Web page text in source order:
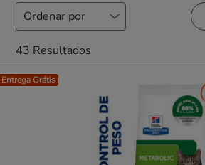
43 Resultados
Entrega Grátis